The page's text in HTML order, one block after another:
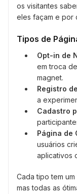
os visitantes
eles façam e por
Tipos de
Opt-in de
em troca
magnet.
Registro
a
Cadastro
Página de
usuários
aplicativos
Cada tipo tem
mas todas as